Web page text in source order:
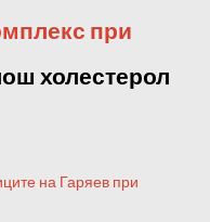
при
холестерол
на Гаряев при